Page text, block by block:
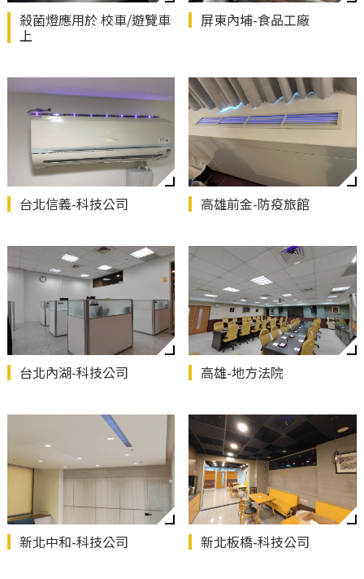
殺菌燈應用於 校車/遊覽車
上
屏東內埔-食品工廠
台北信義-科技公司 高雄前金-防疫旅館
台北內湖-科技公司 高雄-地方法院
新北中和-科技公司 新北板橋-科技公司